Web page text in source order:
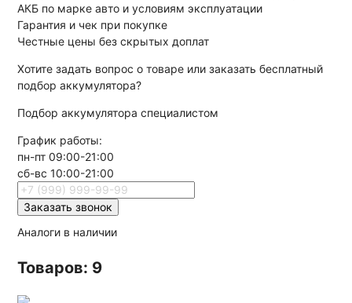
АКБ по марке авто и условиям эксплуатации
Гарантия и чек при покупке
Честные цены без скрытых доплат
Хотитезадать вопрос о товаре или заказатьбесплатный
подбор аккумулятора?
Подбор аккумулятора специалистом
График работы:
пн-пт 09:00-21:00
сб-вс 10:00-21:00
Заказать звонок
Аналоги в наличии
Товаров: 9